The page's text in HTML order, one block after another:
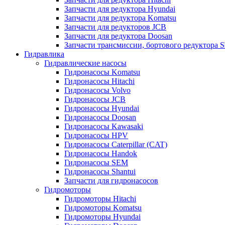
Запчасти для редуктора Hyundai
Запчасти для редуктора Komatsu
Запчасти для редукторов JCB
Запчасти для редуктора Doosan
Запчасти трансмиссии, бортового редуктора
Гидравлика
Гидравлические насосы
Гидронасосы Komatsu
Гидронасосы Hitachi
Гидронасосы Volvo
Гидронасосы JCB
Гидронасосы Hyundai
Гидронасосы Doosan
Гидронасосы Kawasaki
Гидронасосы HPV
Гидронасосы Caterpillar (CAT)
Гидронасосы Handok
Гидронасосы SEM
Гидронасосы Shantui
Запчасти для гидронасосов
Гидромоторы
Гидромоторы Hitachi
Гидромоторы Komatsu
Гидромоторы Hyundai